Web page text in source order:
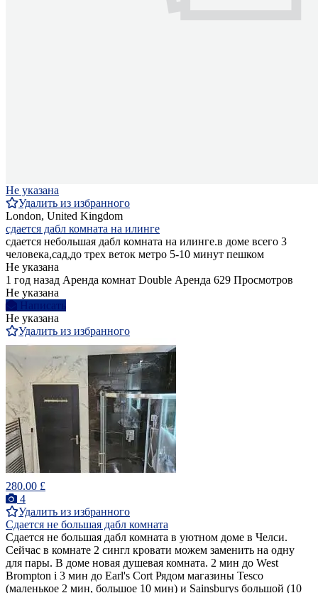
Не указана
Удалить из избранного
London, United Kingdom
сдается дабл комната на илинге
сдается небольшая дабл комната на илинге.в доме всего 3
человека,сад,до трех веток метро 5-10 минут пешком
Не указана
1 год назад Аренда комнат Double Аренда 629 Просмотров
Не указана
Написать
Не указана
Удалить из избранного
280.00 £
4
Удалить из избранного
Сдается не большая дабл комната
Сдается не большая дабл комната в уютном доме в Челси.
Сейчас в комнате 2 сингл кровати можем заменить на одну
для пары. В доме новая душевая комната. 2 мин до West
Brompton i 3 мин до Earl's Cort Рядом магазины Tesco
(маленькое 2 мин, большое 10 мин) и Sainsburys большой (10